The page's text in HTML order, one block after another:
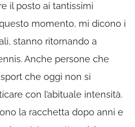
il posto ai tantissimi
momento, mi dicono i
stanno ritornando a
Anche persone che
che oggi non si
con l’abituale intensità.
la racchetta dopo anni e